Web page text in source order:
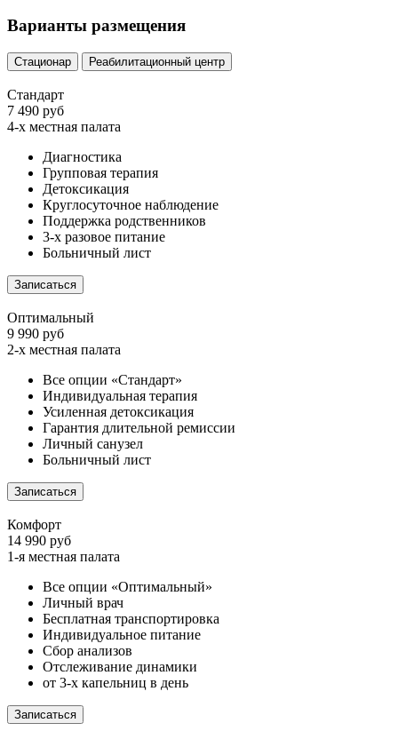
Варианты размещения
Стационар Реабилитационный центр
Стандарт
7 490 руб
4-х местная палата
Диагностика
Групповая терапия
Детоксикация
Круглосуточное наблюдение
Поддержка родственников
3-х разовое питание
Больничный лист
Записаться
Оптимальный
9 990 руб
2-х местная палата
Все опции «Стандарт»
Индивидуальная терапия
Усиленная детоксикация
Гарантия длительной ремиссии
Личный санузел
Больничный лист
Записаться
Комфорт
14 990 руб
1-я местная палата
Все опции «Оптимальный»
Личный врач
Бесплатная транспортировка
Индивидуальное питание
Сбор анализов
Отслеживание динамики
от 3-х капельниц в день
Записаться